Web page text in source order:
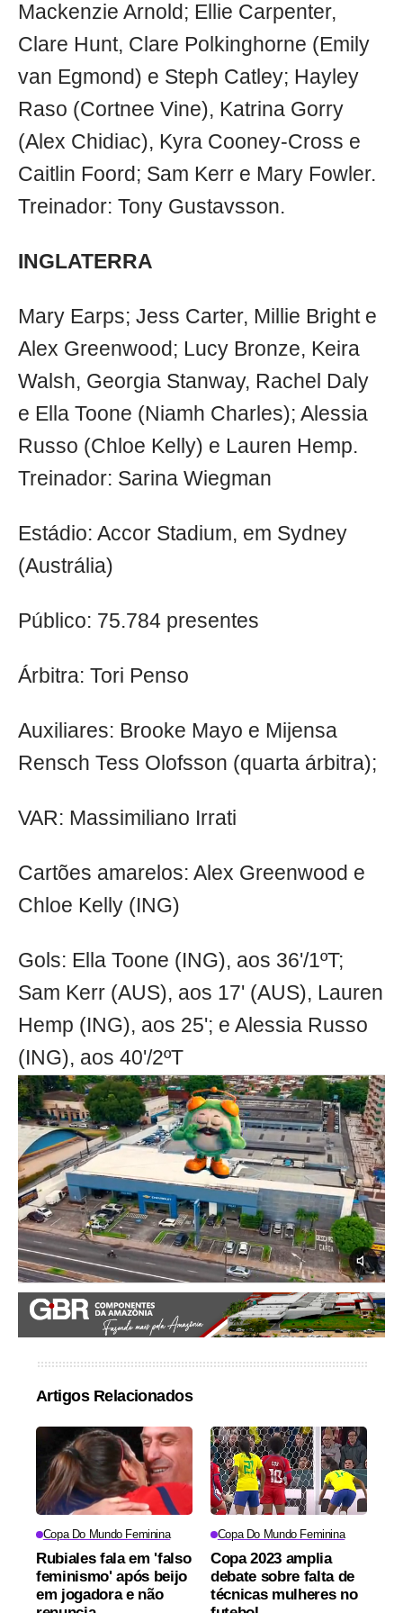
Mackenzie Arnold; Ellie Carpenter,
Clare Hunt, Clare Polkinghorne (Emily
van Egmond) e Steph Catley; Hayley
Raso (Cortnee Vine), Katrina Gorry
(Alex Chidiac), Kyra Cooney-Cross e
Caitlin Foord; Sam Kerr e Mary Fowler.
Treinador: Tony Gustavsson.
INGLATERRA
Mary Earps; Jess Carter, Millie Bright e
Alex Greenwood; Lucy Bronze, Keira
Walsh, Georgia Stanway, Rachel Daly
e Ella Toone (Niamh Charles); Alessia
Russo (Chloe Kelly) e Lauren Hemp.
Treinador: Sarina Wiegman
Estádio: Accor Stadium, em Sydney
(Austrália)
Público: 75.784 presentes
Árbitra: Tori Penso
Auxiliares: Brooke Mayo e Mijensa
Rensch Tess Olofsson (quarta árbitra);
VAR: Massimiliano Irrati
Cartões amarelos: Alex Greenwood e
Chloe Kelly (ING)
Gols: Ella Toone (ING), aos 36'/1ºT;
Sam Kerr (AUS), aos 17' (AUS), Lauren
Hemp (ING), aos 25'; e Alessia Russo
(ING), aos 40'/2ºT
Artigos Relacionados
Copa Do Mundo Feminina
Rubiales fala em 'falso
feminismo' após beijo
em jogadora e não
Copa Do Mundo Feminina
Copa 2023 amplia
debate sobre falta de
técnicas mulheres no